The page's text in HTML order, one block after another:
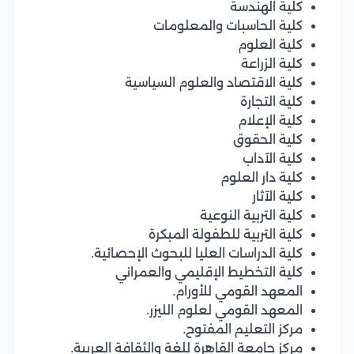
كلية الهندسة
كلية الحاسبات والمعلومات
كلية العلوم
كلية الزراعة
كلية الاقتصاد والعلوم السياسية
كلية التجارة
كلية الإعلام
كلية الحقوق
كلية الآداب
كلية دار العلوم
كلية الآثار
كلية التربية النوعية
كلية التربية للطفولة المبكرة
كلية الدراسات العليا للبحوث الإحصائية.
كلية التخطيط الإقليمي والعمراني
المعهد القومي للأورام.
المعهد القومي لعلوم الليزر.
مركز التعليم المفتوح.
مركز جامعة القاهرة للغة والثقافة العربية.